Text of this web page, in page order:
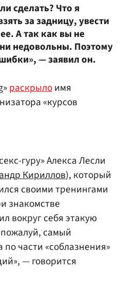
сделать? Что я
за задницу, увести
А так как вы не
недовольны. Поэтому
— заявил он.
раскрылоимя
«курсов
гуру» Алекса Лесли
Кириллов), который
своими тренингами
знакомстве
вокруг себя этакую
самый
части «соблазнения»
— говорится